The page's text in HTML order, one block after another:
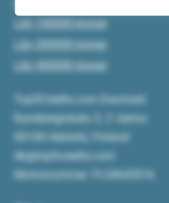
Lån 100000 kroner
Lån 300000 kroner
Lån 400000 kroner
Top5Credits.com Danmark
Runeberginkatu 5, 3. kerros
00100 Helsinki, Finland
dk@top5credits.com
Momsnummer: FI-24645516